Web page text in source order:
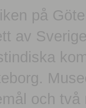
på
av
och två